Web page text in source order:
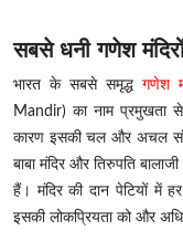
सबसे धनी गणेश
भारत के सबसे समृद्ध गणेश
Mandir) का नाम प्रमुखता से
कारण इसकी चल और अचल
बाबा मंदिर और तिरुपति
हैं। मंदिर की दान पेटियों में हर
इसकी लोकप्रियता को और